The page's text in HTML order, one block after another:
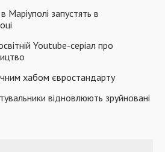
запустять в
Youtube-серіал про
хабом євростандарту
відновлюють зруйновані